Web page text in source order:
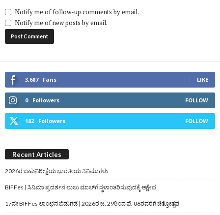
Notify me of follow-up comments by email.
Notify me of new posts by email.
3,687 Fans LIKE
0 Followers FOLLOW
182 Followers FOLLOW
Recent Articles
2026ರ ಬಹುನಿರೀಕ್ಷೆಯ ಭಾರತೀಯ ಸಿನಿಮಾಗಳು
BIFFes | ಸಿನಿಮಾ ಪ್ರದರ್ಶನ ಲುಲು ಮಾಲ್‌ಗೆ ಸ್ಥಳಾಂತರಿಸುವುದಕ್ಕೆ ಆಕ್ಷೇಪ
17ನೇ BIFFes ಲಾಂಛನ ಬಿಡುಗಡೆ | 2026ರ ಜ. 29ರಿಂದ ಫೆ. 06ರವರೆಗೆ ಚಿತ್ರೋತ್ಸವ